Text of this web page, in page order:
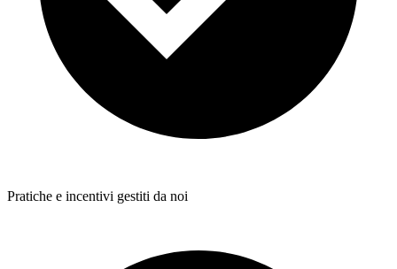
Pratiche e incentivi gestiti da noi